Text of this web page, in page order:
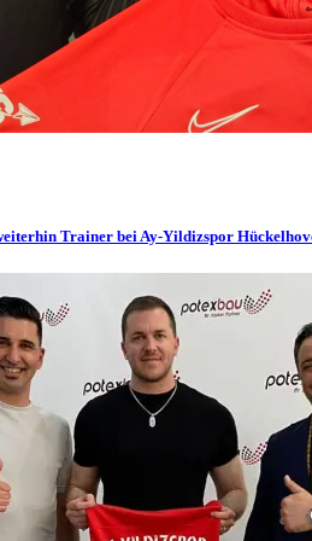
Trainer bei Ay-Yildizspor